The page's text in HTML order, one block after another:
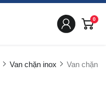
0
Van chặn inox
Van chặn